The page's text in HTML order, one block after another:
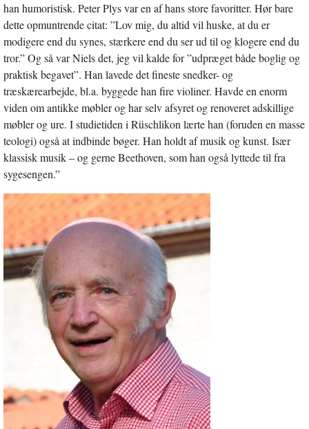
han humoristisk. Peter Plys var en af hans store favoritter. Hør bare
dette opmuntrende citat: ”Lov mig, du altid vil huske, at du er
modigere end du synes, stærkere end du ser ud til og klogere end du
tror.” Og så var Niels det, jeg vil kalde for ”udpræget både boglig og
praktisk begavet”. Han lavede det fineste snedker- og
træskærearbejde, bl.a. byggede han fire violiner. Havde en enorm
viden om antikke møbler og har selv afsyret og renoveret adskillige
møbler og ure. I studietiden i Rüschlikon lærte han (foruden en masse
teologi) også at indbinde bøger. Han holdt af musik og kunst. Især
klassisk musik – og gerne Beethoven, som han også lyttede til fra
sygesengen.”